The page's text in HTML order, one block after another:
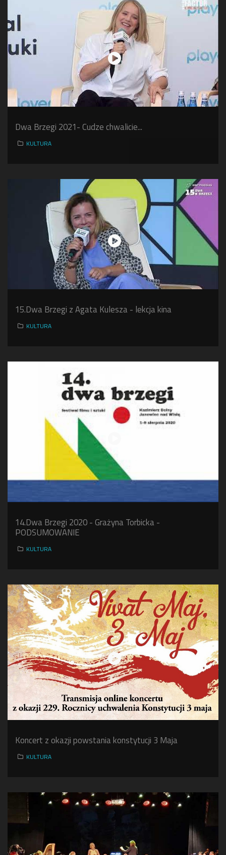
Dwa Brzegi 2021- Cudze chwalicie...
KULTURA
15.Dwa Brzegi z Agata Kulesza - lekcja kina
KULTURA
14.Dwa Brzegi 2020 - Grażyna Torbicka -
PODSUMOWANIE
KULTURA
Koncert z okazji powstania konstytucji 3 Maja
KULTURA